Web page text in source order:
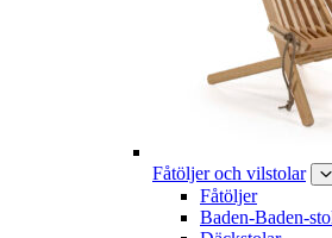
Fåtöljer och vilstolar
Fåtöljer
Baden-Baden-